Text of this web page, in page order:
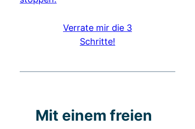
Verrate mir die 3
Schritte!
Mit einem freien